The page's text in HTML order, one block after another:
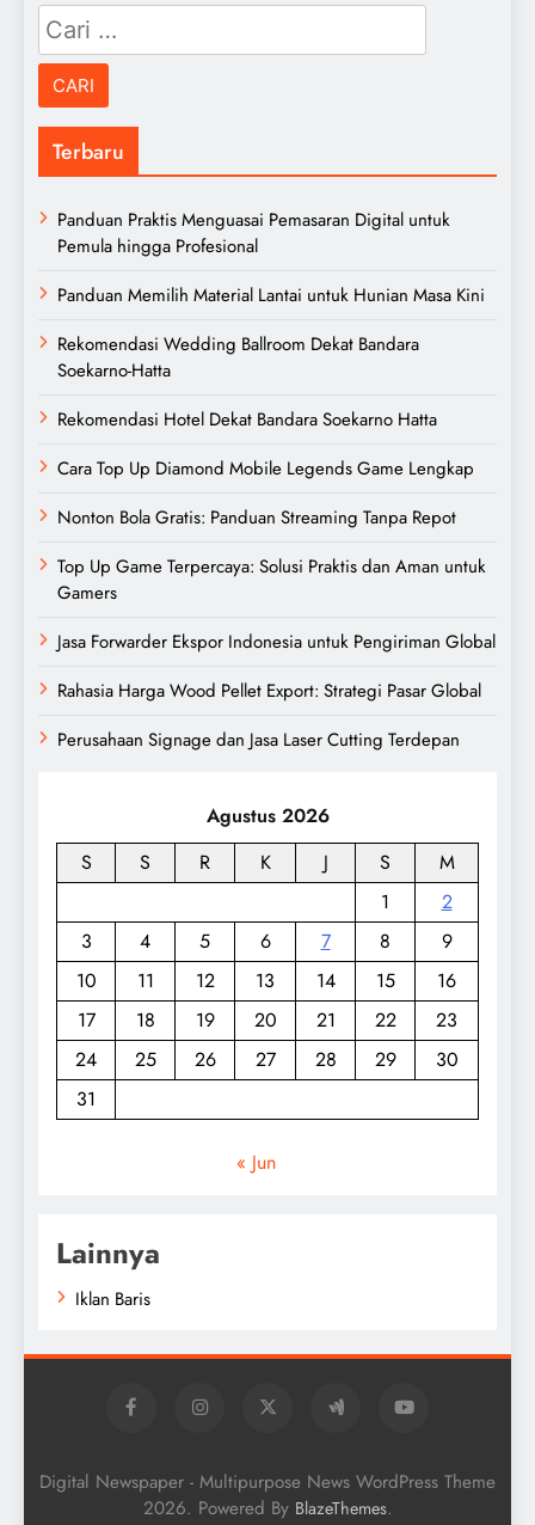
Cari
untuk:
Terbaru
Panduan Praktis Menguasai Pemasaran Digital untuk
Pemula hingga Profesional
Panduan Memilih Material Lantai untuk Hunian Masa Kini
Rekomendasi Wedding Ballroom Dekat Bandara
Soekarno-Hatta
Rekomendasi Hotel Dekat Bandara Soekarno Hatta
Cara Top Up Diamond Mobile Legends Game Lengkap
Nonton Bola Gratis: Panduan Streaming Tanpa Repot
Top Up Game Terpercaya: Solusi Praktis dan Aman untuk
Gamers
Jasa Forwarder Ekspor Indonesia untuk Pengiriman Global
Rahasia Harga Wood Pellet Export: Strategi Pasar Global
Perusahaan Signage dan Jasa Laser Cutting Terdepan
Agustus 2026
S
S R K J S
M
1
2
3
4 5 6 7 8
9
10
11 12 13 14 15
16
17
18 19 20 21 22
23
24
25 26 27 28 29
30
31
« Jun
Lainnya
Iklan Baris
Digital Newspaper - Multipurpose News WordPress Theme
2026. Powered By BlazeThemes.